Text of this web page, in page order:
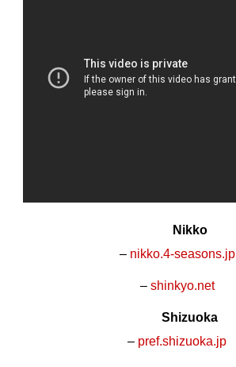
Nikko
– nikko.4-seasons.jp
– shinkyo.net
Shizuoka
– pref.shizuoka.jp